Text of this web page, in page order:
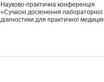
Науково-практична конференція
«Сучасні досягнення лабораторної
діагностики для практичної